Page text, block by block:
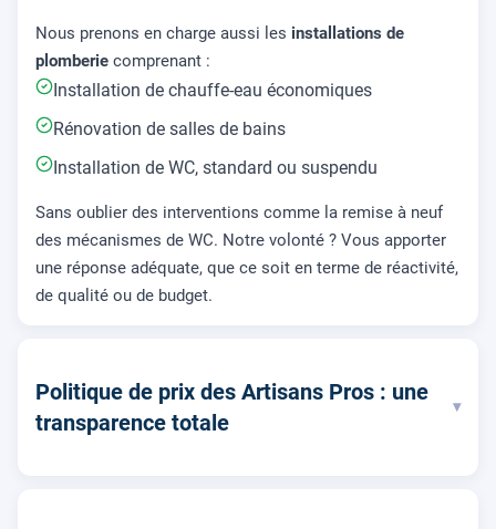
Nous prenons en charge aussi les installations de
plomberie comprenant :
Installation de chauffe-eau économiques
Rénovation de salles de bains
Installation de WC, standard ou suspendu
Sans oublier des interventions comme la remise à neuf
des mécanismes de WC. Notre volonté ? Vous apporter
une réponse adéquate, que ce soit en terme de réactivité,
de qualité ou de budget.
Politique de prix des Artisans Pros : une
transparence totale
▾